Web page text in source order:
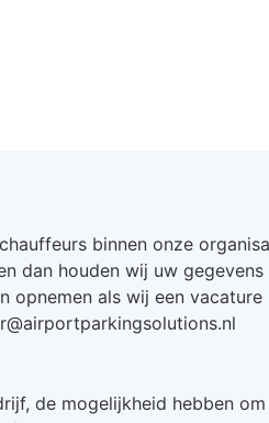
binnen onze
dan houden wij uw
als wij een
de mogelijkheid hebben